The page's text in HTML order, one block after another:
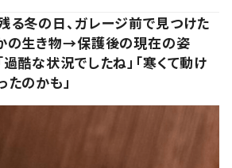
る冬の日、ガレージ前で見つけた
の生き物→保護後の現在の姿
酷な状況でしたね」「寒くて動け
たのかも」